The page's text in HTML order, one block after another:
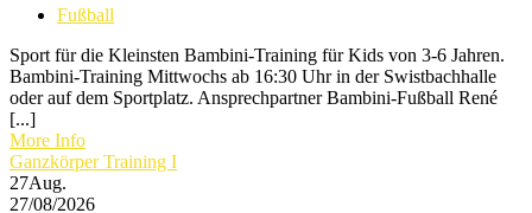
Fußball
Sport für die Kleinsten Bambini-Training für Kids von 3-6 Jahren.
Bambini-Training Mittwochs ab 16:30 Uhr in der Swistbachhalle
oder auf dem Sportplatz. Ansprechpartner Bambini-Fußball René
[...]
More Info
Ganzkörper Training I
27Aug.
27/08/2026